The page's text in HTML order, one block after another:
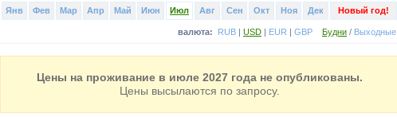
Янв Фев Мар Апр Май Июн Июл Авг Сен Окт Ноя Дек Новый год!
валюта: RUB | USD | EUR | GBP Будни / Выходные
Цены на проживание в июле 2027 года не опубликованы.
Цены высылаются по запросу.